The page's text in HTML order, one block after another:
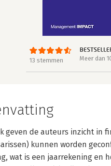
13 stemmen
Meer dan
geven de auteurs inzicht in
kunnen worden
wat is een jaarrekening en